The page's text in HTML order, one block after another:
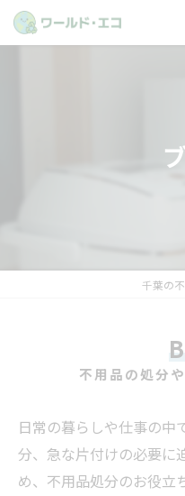
千葉の
不用品の処分
日常の暮らしや仕事の中
分、急な片付けの必要に
め、不用品処分のお役立